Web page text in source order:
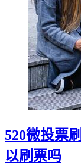
520微投票
以刷票吗